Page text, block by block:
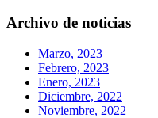
Archivo de noticias
Marzo, 2023
Febrero, 2023
Enero, 2023
Diciembre, 2022
Noviembre, 2022